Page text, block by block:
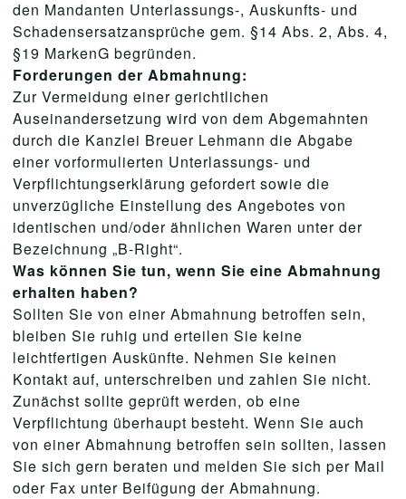
den Mandanten Unterlassungs-, Auskunfts- und
Schadensersatzansprüche gem. §14 Abs. 2, Abs. 4,
§19 MarkenG begründen.
Forderungen der Abmahnung:
Zur Vermeidung einer gerichtlichen
Auseinandersetzung wird von dem Abgemahnten
durch die Kanzlei Breuer Lehmann die Abgabe
einer vorformulierten Unterlassungs- und
Verpflichtungserklärung gefordert sowie die
unverzügliche Einstellung des Angebotes von
identischen und/oder ähnlichen Waren unter der
Bezeichnung „B-Right“.
Was können Sie tun, wenn Sie eine Abmahnung
erhalten haben?
Sollten Sie von einer Abmahnung betroffen sein,
bleiben Sie ruhig und erteilen Sie keine
leichtfertigen Auskünfte. Nehmen Sie keinen
Kontakt auf, unterschreiben und zahlen Sie nicht.
Zunächst sollte geprüft werden, ob eine
Verpflichtung überhaupt besteht. Wenn Sie auch
von einer Abmahnung betroffen sein sollten, lassen
Sie sich gern beraten und melden Sie sich per Mail
oder Fax unter Beifügung der Abmahnung.